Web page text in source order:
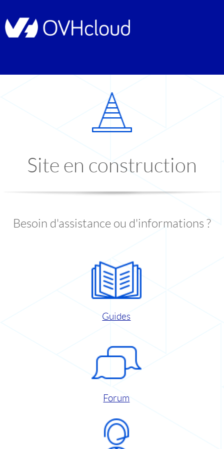
Site en construction
Besoin d'assistance ou d'informations ?
Guides
Forum